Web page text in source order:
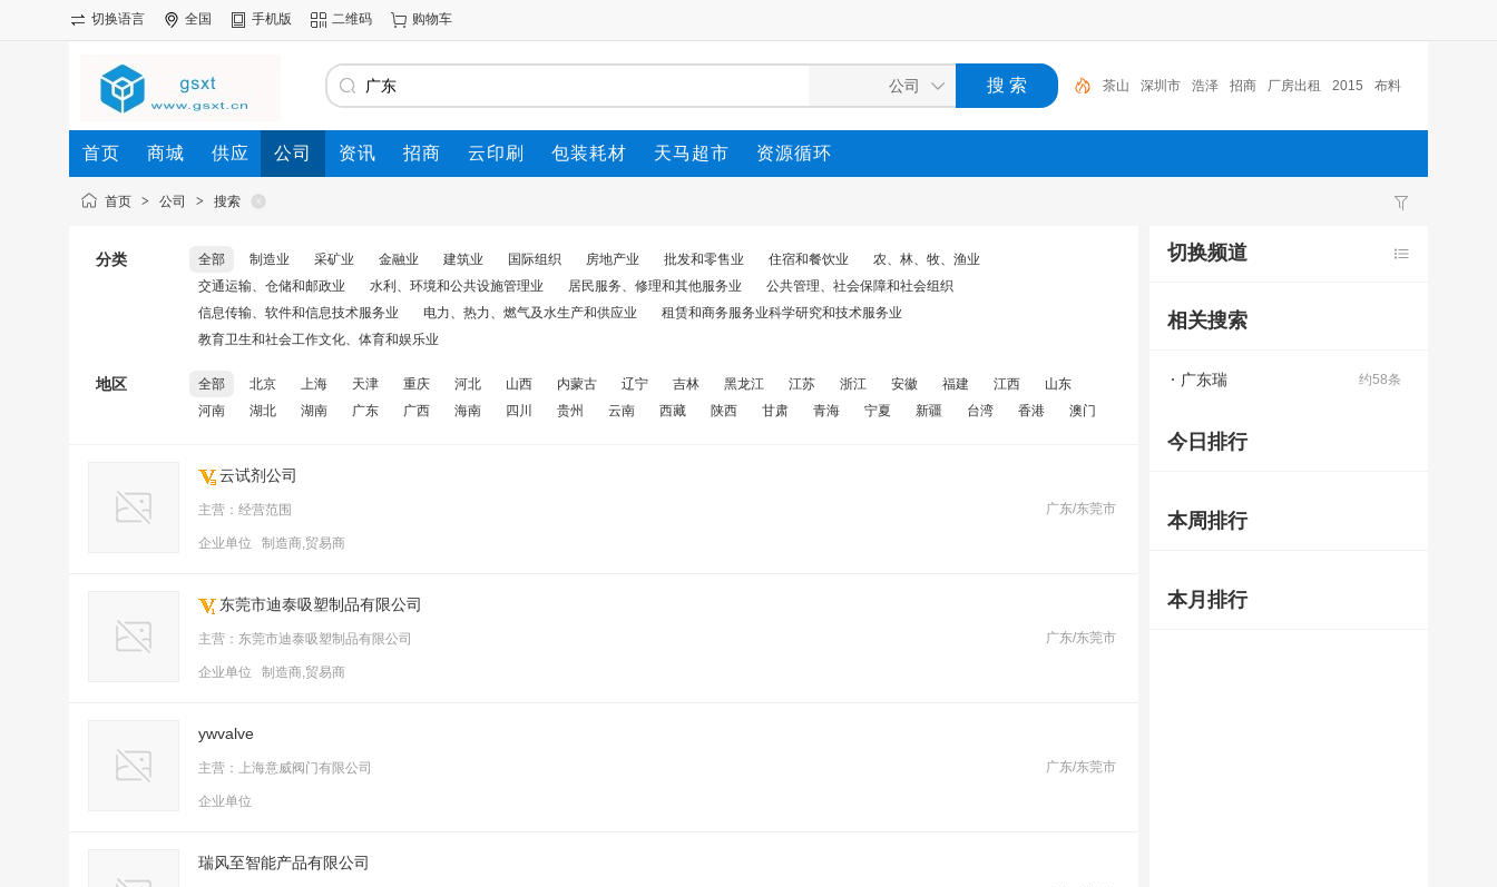
切换语言 全国 手机版 二维码 购物车
茶山 深圳市 浩泽 招商 厂房出租 2015 布料
广东 中 国电
首页 商城 供应 公司 资讯 招商 云印刷 包装耗材 天马超市 资源循环
首页 > 公司 > 搜索
分类 全部 制造业 采矿业 金融业 建筑业 国际组织 房地产业 批发和零售业 住宿和餐饮业
农、林、牧、渔业
交通运输、仓储和邮政业
水利、环境和公共设施管理业 居民服务、修理和其他服务业
公共管理、社会保障和社会组织
信息传输、软件和信息技术服务业
电力、热力、燃气及水生产和供应业
租赁和商务服务业科学研究和技术服务业
教育卫生和社会工作文化、体育和娱乐业
地区 全部 北京 上海 天津 重庆 河北 山西 内蒙古 辽宁 吉林 黑龙江 江苏 浙江 安徽 福建 江西
山东
河南
湖北 湖南 广东 广西 海南 四川 贵州 云南 西藏 陕西 甘肃 青海 宁夏 新疆 台湾 香港 澳门
云试剂公司
主营：经营范围
企业单位 制造商,贸易商
广东/东莞市
东莞市迪泰吸塑制品有限公司
主营：东莞市迪泰吸塑制品有限公司
企业单位 制造商,贸易商
广东/东莞市
ywvalve
主营：上海意威阀门有限公司
企业单位
广东/东莞市
瑞风至智能产品有限公司
切换频道
相关搜索
约58条
广东瑞
今日排行
本周排行
本月排行